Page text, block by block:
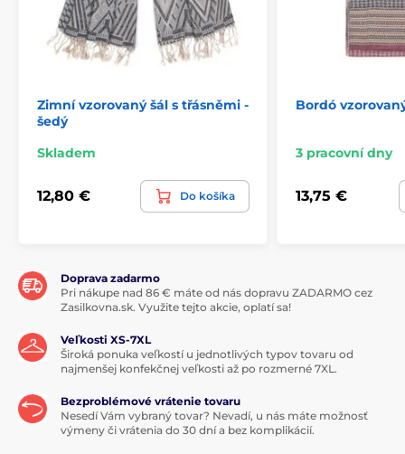
Zimní vzorovaný šál s třásněmi -
šedý
Skladem
12,80 € Do košíka
Bordó
3 pracovní dny
13,75 €
Doprava zadarmo
Pri nákupe nad 86 € máte od nás dopravu ZADARMO cez
Zasilkovna.sk. Využite tejto akcie, oplatí sa!
Veľkosti XS-7XL
Široká ponuka veľkostí u jednotlivých typov tovaru od
najmenšej konfekčnej veľkosti až po rozmerné 7XL.
Bezproblémové vrátenie tovaru
Nesedí Vám vybraný tovar? Nevadí, u nás máte možnosť
výmeny či vrátenia do 30 dní a bez komplikácií.